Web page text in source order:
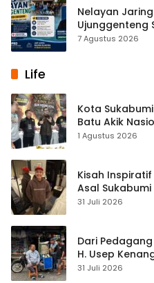
Nelayan
Ujunggenteng
Penangkapan
7 Agustus 2026
Life
Kota
Batu Akik
1 Agustus 2026
Kisah
Asal
Streaming
31 Juli 2026
Dari Pedagang
H. Usep
Cisaat
31 Juli 2026